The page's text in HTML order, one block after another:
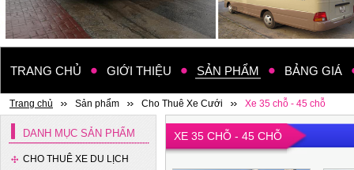
TRANG CHỦ GIỚI THIỆU SẢN PHẨM BẢNG GIÁ
Trang chủ Sản phẩm Cho Thuê Xe Cưới Xe 35 chỗ - 45 chỗ
DANH MỤC SẢN PHẨM
CHO THUÊ XE DU LỊCH
Xe 7 chỗ - Toyota Innova XE 35 CHỖ - 45 CHỖ